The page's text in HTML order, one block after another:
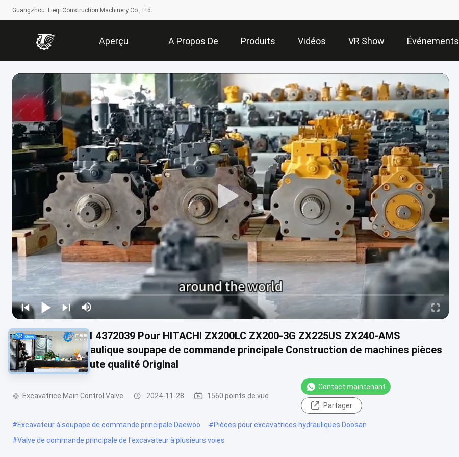
Guangzhou Tieqi Construction Machinery Co., Ltd.
Aperçu A Propos De
Nous
Produits Vidéos VR Show Événements
4398652 4454201 4372039 Pour HITACHI ZX200LC ZX200-3G ZX225US ZX240-AMS
Excavatrice hydraulique soupape de commande principale Construction de machines pièces
détachées de haute qualité Original
Excavatrice Main Control Valve 2024-11-28 1560 points de vue
Contact maintenant
Partager
#Excavateur à soupape de commande principale Daewoo #Pièces pour excavatrices hydrauliques Doosan
#Valve de commande principale de l'excavateur à plusieurs voies